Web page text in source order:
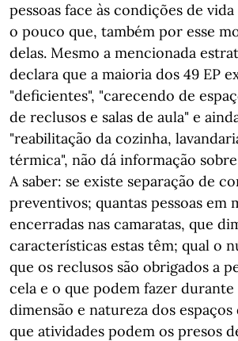
pessoas face às condições de
o pouco que, também por esse
delas. Mesmo a mencionada
declara que a maioria dos 49 EP
"deficientes", "carecendo de
de reclusos e salas de aula" e
"reabilitação da cozinha,
térmica", não dá informação
A saber: se existe separação de
preventivos; quantas pessoas em
encerradas nas camaratas, que
características estas têm; qual o
que os reclusos são obrigados a
cela e o que podem fazer durante
dimensão e natureza dos
que atividades podem os presos